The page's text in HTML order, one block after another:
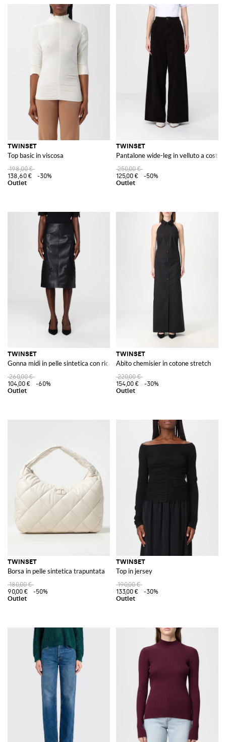
TWINSET
Top basic in viscosa
198,00 €
138,60 €
-30%
TWINSET
Pantalone wide-leg in velluto a coste
250,00 €
125,00 €
-50%
TWINSET
Gonna midi in pelle sintetica con ricamo
260,00 €
104,00 €
-60%
TWINSET
Abito chemisier in cotone stretch
220,00 €
154,00 €
-30%
TWINSET
Borsa in pelle sintetica trapuntata
180,00 €
90,00 €
-50%
TWINSET
Top in jersey
190,00 €
133,00 €
-30%